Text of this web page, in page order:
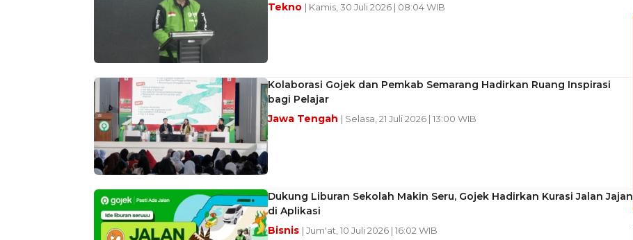
Tekno | Kamis, 30 Juli 2026 | 08:04 WIB
Kolaborasi Gojek dan Pemkab Semarang Hadirkan Ruang Inspirasi
bagi Pelajar
Jawa Tengah | Selasa, 21 Juli 2026 | 13:00 WIB
Dukung Liburan Sekolah Makin Seru, Gojek Hadirkan Kurasi Jalan Jajan
di Aplikasi
Bisnis | Jum'at, 10 Juli 2026 | 16:02 WIB